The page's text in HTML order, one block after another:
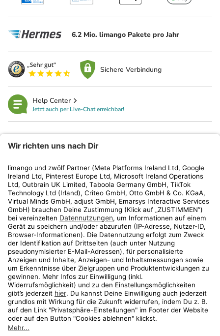
6.2 Mio. limango Pakete pro Jahr
Sichere Verbindung
Help Center
Jetzt auch per Live-Chat erreichbar!
Kundenservice
Shop
Aktionen
Travel